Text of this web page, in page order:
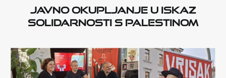
Javno okupljanje u iskaz
solidarnosti s Palestinom